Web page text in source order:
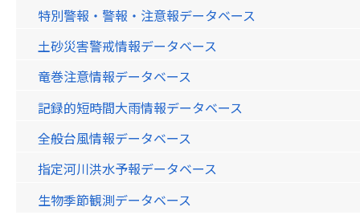
特別警報・警報・注意報データベース
土砂災害警戒情報データベース
竜巻注意情報データベース
記録的短時間大雨情報データベース
全般台風情報データベース
指定河川洪水予報データベース
生物季節観測データベース